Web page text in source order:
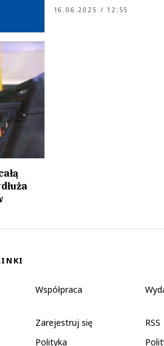
16.06.2025 / 12:55
Współpraca
Zarejestruj się
RSS
Polityka